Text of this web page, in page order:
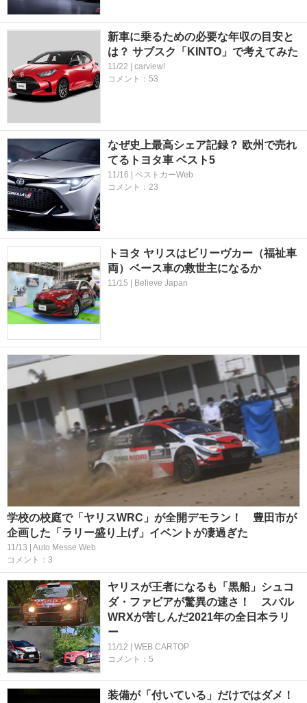
新車に乗るための必要な年収の目安と
は？ サブスク「KINTO」で考えてみた
11/22 | carview!
コメント：53
なぜ史上最高シェア記録？ 欧州で売れ
てるトヨタ車 ベスト5
11/16 | ベストカーWeb
コメント：23
トヨタ ヤリスはビリーヴカー（福祉車
両）ベース車の救世主になるか
11/15 | Believe Japan
学校の校庭で「ヤリスWRC」が全開デモラン！ 豊田市が
企画した「ラリー盛り上げ」イベントが凄過ぎた
11/13 | Auto Messe Web
コメント：3
ヤリスが王者になるも「黒船」シュコ
ダ・ファビアが驚異の速さ！ スバル
WRXが苦しんだ2021年の全日本ラリ
ー
11/12 | WEB CARTOP
コメント：5
装備が「付いている」だけではダメ！